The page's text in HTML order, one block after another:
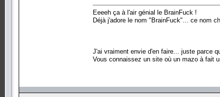
Eeeeh ça à l'air génial le BrainFuck !
Déjà j'adore le nom "BrainFuck"... ce nom
J'ai vraiment envie d'en faire... juste parce
Vous connaissez un site où un mazo à fait